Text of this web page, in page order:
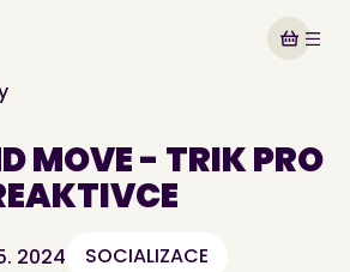
MOVE - TRIK PRO
2024
SOCIALIZACE